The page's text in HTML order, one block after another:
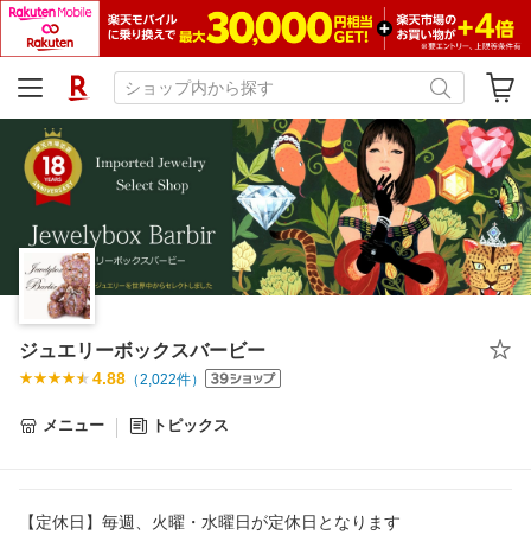
ジュエリーボックスバービー
4.88 （2,022件）
メニュー トピックス
【定休日】毎週、火曜・水曜日が定休日となります